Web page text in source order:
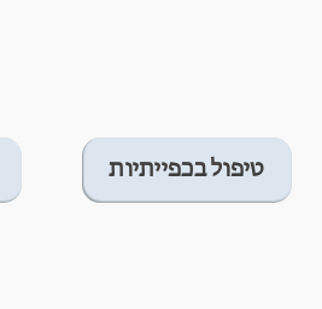
טיפול בכפייתיות